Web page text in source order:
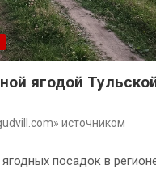
ягодой
источником
посадок в